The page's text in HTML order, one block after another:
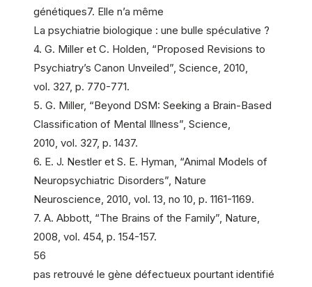
génétiques7. Elle n’a même
La psychiatrie biologique : une bulle spéculative ?
4. G. Miller et C. Holden, “Proposed Revisions to
Psychiatry’s Canon Unveiled”, Science, 2010,
vol. 327, p. 770-771.
5. G. Miller, “Beyond DSM: Seeking a Brain-Based
Classification of Mental Illness”, Science,
2010, vol. 327, p. 1437.
6. E. J. Nestler et S. E. Hyman, “Animal Models of
Neuropsychiatric Disorders”, Nature
Neuroscience, 2010, vol. 13, no 10, p. 1161-1169.
7. A. Abbott, “The Brains of the Family”, Nature,
2008, vol. 454, p. 154-157.
56
pas retrouvé le gène défectueux pourtant identifié